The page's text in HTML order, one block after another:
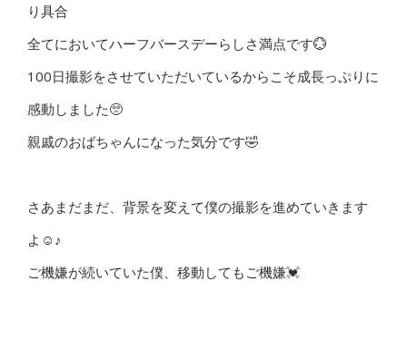
り具合
全てにおいてハーフバースデーらしさ満点です💮
100日撮影をさせていただいているからこそ成長っぷりに
感動しました🥺
親戚のおばちゃんになった気分です🤣
さあまだまだ、背景を変えて僕の撮影を進めていきます
よ☺️♪
ご機嫌が続いていた僕、移動してもご機嫌💓